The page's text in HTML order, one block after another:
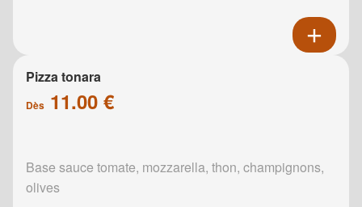
Pizza tonara
Dès 11.00 €
Base sauce tomate, mozzarella, thon, champignons,
olives